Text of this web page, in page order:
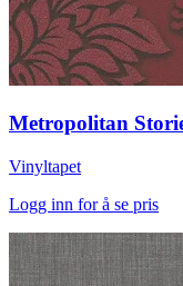
Metropolitan
Vinyltapet
Logg inn for å se pris